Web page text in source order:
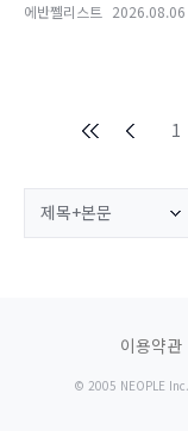
에반쩰리스트 2026.08.06
1
제목+본문
이용약관
© 2005 NEOPLE